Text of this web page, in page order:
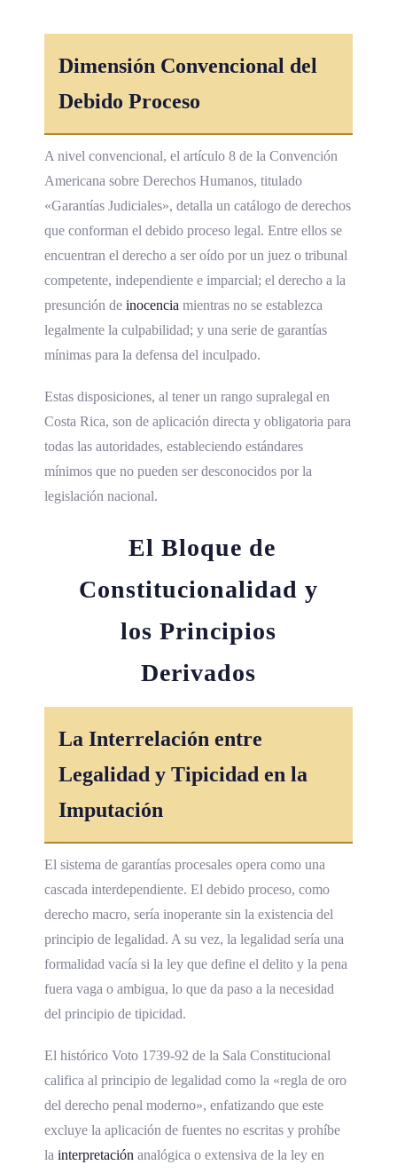
Dimensión Convencional del
Debido Proceso
A nivel convencional, el artículo 8 de la Convención
Americana sobre Derechos Humanos, titulado
«Garantías Judiciales», detalla un catálogo de derechos
que conforman el debido proceso legal. Entre ellos se
encuentran el derecho a ser oído por un juez o tribunal
competente, independiente e imparcial; el derecho a la
presunción de inocencia mientras no se establezca
legalmente la culpabilidad; y una serie de garantías
mínimas para la defensa del inculpado.
Estas disposiciones, al tener un rango supralegal en
Costa Rica, son de aplicación directa y obligatoria para
todas las autoridades, estableciendo estándares
mínimos que no pueden ser desconocidos por la
legislación nacional.
El Bloque de
Constitucionalidad y
los Principios
Derivados
La Interrelación entre
Legalidad y Tipicidad en la
Imputación
El sistema de garantías procesales opera como una
cascada interdependiente. El debido proceso, como
derecho macro, sería inoperante sin la existencia del
principio de legalidad. A su vez, la legalidad sería una
formalidad vacía si la ley que define el delito y la pena
fuera vaga o ambigua, lo que da paso a la necesidad
del principio de tipicidad.
El histórico Voto 1739-92 de la Sala Constitucional
califica al principio de legalidad como la «regla de oro
del derecho penal moderno», enfatizando que este
excluye la aplicación de fuentes no escritas y prohíbe
la interpretación analógica o extensiva de la ley en